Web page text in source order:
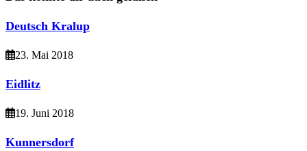
Deutsch Kralup
23. Mai 2018
Eidlitz
19. Juni 2018
Kunnersdorf